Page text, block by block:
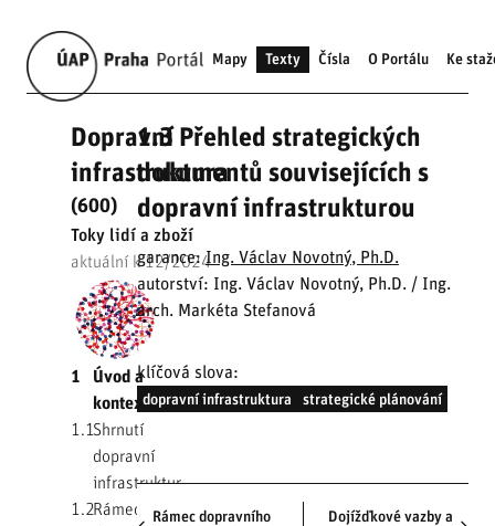
Mapy Texty Čísla O Portálu Ke
Dopravní
infrastruktura
(600)
Toky lidí a zboží
aktuální k 12/2024
1
Úvod a
kontext
1.1Shrnutí
dopravní
infrastruktury
1.2Rámec
1.3 Přehled strategických
dokumentů souvisejících s
dopravní infrastrukturou
garance:Ing. Václav Novotný, Ph.D.
autorství: Ing. Václav Novotný, Ph.D. / Ing.
arch. Markéta Stefanová
klíčová slova:
dopravní infrastruktura strategické plánování
Rámec dopravního
Dojížďkové vazby a